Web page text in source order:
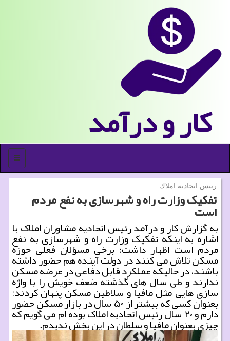
كار و درآمد
منو
رییس اتحادیه املاك:
تفکیک وزارت راه و شهرسازی به نفع مردم
است
به گزارش کار و درآمد رئیس اتحادیه مشاوران املاک با
اشاره به اینکه تفکیک وزارت راه و شهرسازی به نفع
مردم است اظهار داشت: برخی مسؤلان فعلی حوزه
مسکن تلاش می کنند در دولت آینده هم حضور داشته
باشند، در حالیکه عملکرد قابل دفاعی در عرضه مسکن
ندارند و طی سال های گذشته ضعف خویش را با واژه
سازی هایی مثل مافیا و سلاطین مسکن پنهان کردند؛
بعنوان کسی که بیشتر از ۵۰ سال در بازار مسکن حضور
دارم و ۲۰ سال رئیس اتحادیه املاک بوده ام می گویم که
چیزی بعنوان مافیا و سلطان در این بخش ندیدم.